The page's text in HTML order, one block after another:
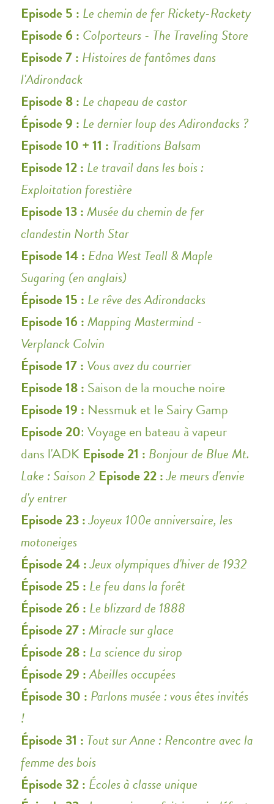
Episode 5 : Le chemin de fer Rickety-Rackety
Episode 6 : Colporteurs - The Traveling Store
Episode 7 : Histoires de fantômes dans
l'Adirondack
Episode 8 : Le chapeau de castor
Épisode 9 : Le dernier loup des Adirondacks ?
Episode 10 + 11 : Traditions Balsam
Episode 12 : Le travail dans les bois :
Exploitation forestière
Episode 13 :Musée du chemin de fer
clandestin North Star
Episode 14 : Edna West Teall & Maple
Sugaring (en anglais)
Épisode 15 : Le rêve des Adirondacks
Episode 16 :Mapping Mastermind -
Verplanck Colvin
Épisode 17 : Vous avez du courrier
Episode 18 : Saison de la mouche noire
Episode 19 : Nessmuk et le Sairy Gamp
Episode 20: Voyage en bateau à vapeur
dans l'ADK Episode 21 : Bonjour de Blue Mt.
Lake : Saison 2 Episode 22 :Je meurs d'envie
d'y entrer
Episode 23 :Joyeux 100e anniversaire, les
motoneiges
Épisode 24 :Jeux olympiques d'hiver de 1932
Épisode 25 : Le feu dans la forêt
Épisode 26 : Le blizzard de 1888
Épisode 27 :Miracle sur glace
Épisode 28 : La science du sirop
Épisode 29 :Abeilles occupées
Épisode 30 : Parlons musée : vous êtes invités
!
Épisode 31 : Tout sur Anne : Rencontre avec la
femme des bois
Épisode 32 : Écoles à classe unique